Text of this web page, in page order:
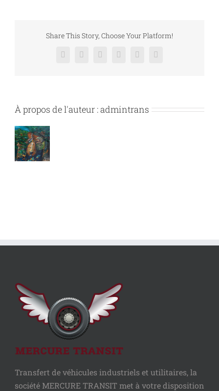
Share This Story, Choose Your Platform!
Facebook
X RedditLinkedInPinterestVk
À propos de l'auteur :admintrans
Transfert de véhicules industriels et utilitaires, la
société MERCURE TRANSIT met à votre disposition